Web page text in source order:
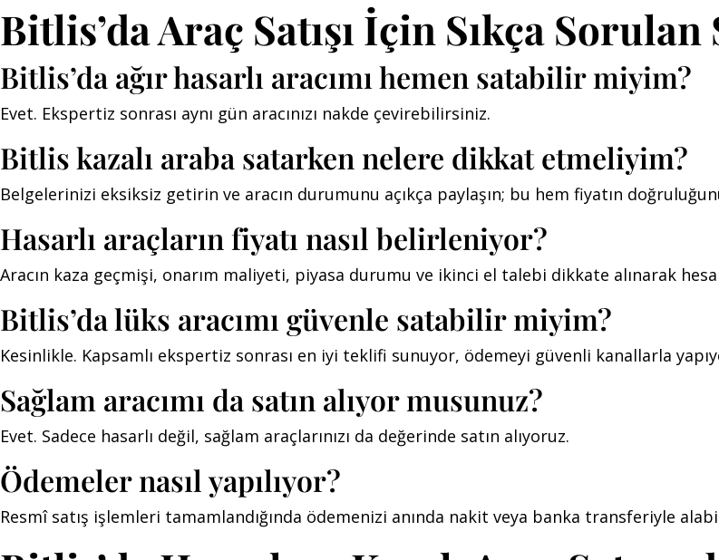
Bitlis’da Araç Satışı İçin Sıkça
Bitlis’da ağır hasarlı aracımı hemen satabilir miyim?
Evet. Ekspertiz sonrası aynı gün aracınızı nakde çevirebilirsiniz.
Bitlis kazalı araba satarken nelere dikkat etmeliyim?
Belgelerinizi eksiksiz getirin ve aracın durumunu açıkça paylaşın; bu hem fiyatın
Hasarlı araçların fiyatı nasıl belirleniyor?
Aracın kaza geçmişi, onarım maliyeti, piyasa durumu ve ikinci el talebi dikkate alınarak
Bitlis’da lüks aracımı güvenle satabilir miyim?
Kesinlikle. Kapsamlı ekspertiz sonrası en iyi teklifi sunuyor, ödemeyi güvenli kanallarla
Sağlam aracımı da satın alıyor musunuz?
Evet. Sadece hasarlı değil, sağlam araçlarınızı da değerinde satın alıyoruz.
Ödemeler nasıl yapılıyor?
Resmî satış işlemleri tamamlandığında ödemenizi anında nakit veya banka transferiyle